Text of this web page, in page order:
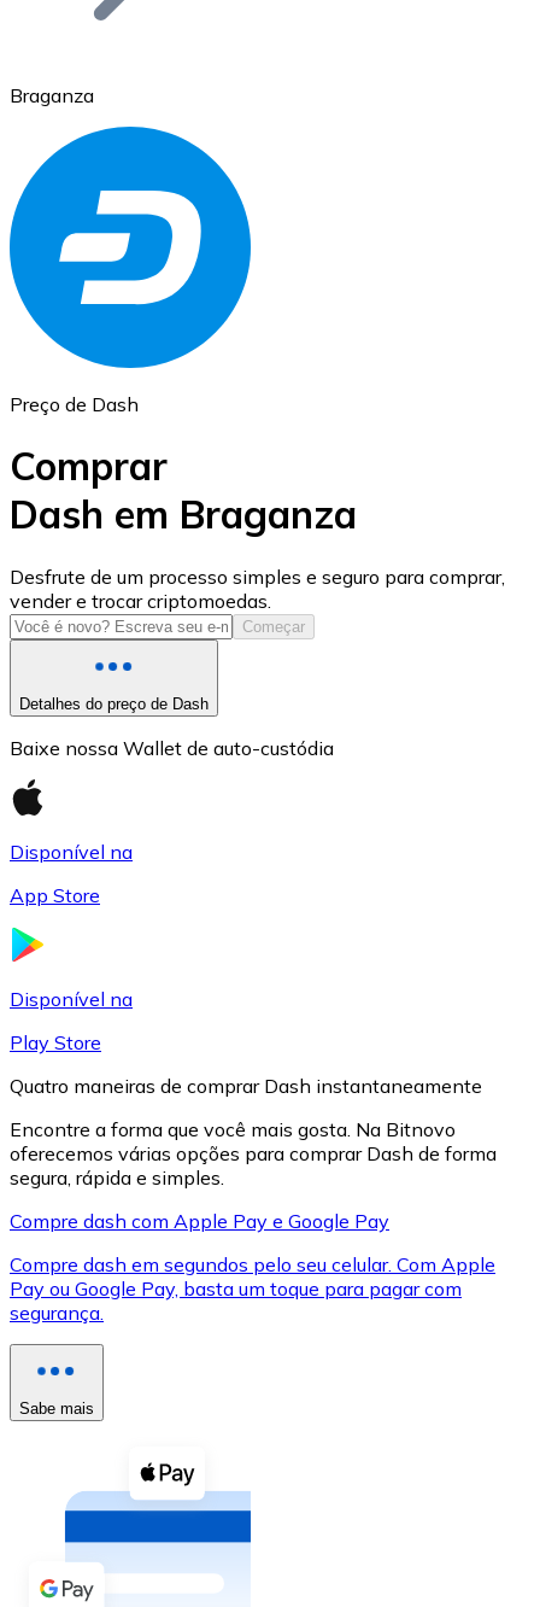
Ethereum
ETH
USD Coin
USDC
XRP
XRP
Ver tudo
Cupons cripto
Compre criptomoedas com dinheiro e outros
Comprar com dinheiro
Transferência SEPA
Braganza
Preço de Dash
Comprar
Dash em Braganza
Desfrute de um processo simples e seguro para comprar,
vender e trocar criptomoedas.
Começar
Detalhes do preço de Dash
Baixe nossa Wallet de auto-custódia
Disponível na
App Store
Disponível na
Play Store
Quatro maneiras de comprar Dash instantaneamente
Encontre a forma que você mais gosta. Na Bitnovo
oferecemos várias opções para comprar Dash de forma
segura, rápida e simples.
Compre dash com Apple Pay e Google Pay
Compre dash em segundos pelo seu celular. Com Apple
Pay ou Google Pay, basta um toque para pagar com
segurança.
Sabe mais